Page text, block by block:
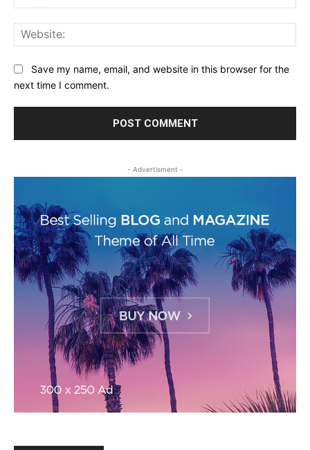
Save my name, email, and website in this browser for the
next time I comment.
- Advertisment -